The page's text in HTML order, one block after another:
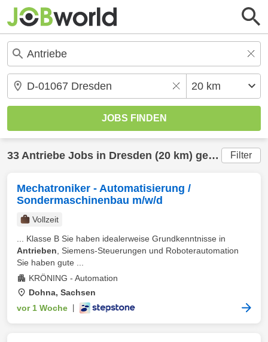
33 Antriebe Jobs in Dresden (20 km) gefunden Filter
Mechatroniker - Automatisierung /
Sondermaschinenbau m/w/d
Vollzeit
... Klasse B Sie haben idealerweise Grundkenntnisse in
Antrieben , Siemens-Steuerungen und Roboterautomation
Sie haben gute ...
KRÖNING - Automation
Dohna, Sachsen
vor 1 Woche